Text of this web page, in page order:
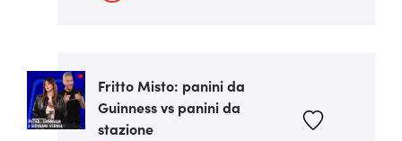
Fritto Misto: panini da
Guinness vs panini da
stazione